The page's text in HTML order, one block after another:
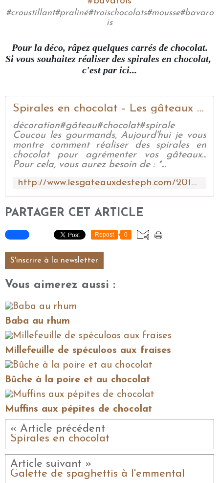
#croustillant#praliné#troischocolats#mousse#bavaro
is
Pour la déco, râpez quelques carrés de chocolat.
Si vous souhaitez réaliser des spirales en chocolat,
c'est par ici...
Spirales en chocolat - Les gâteaux de Stéph
décoration#gâteau#chocolat#spirale
Coucou les gourmands, Aujourd'hui je vous
montre comment réaliser des spirales en
chocolat pour agrémenter vos gâteaux...
Pour cela, vous aurez besoin de : *...
http://www.lesgateauxdesteph.com/2018/02/spirales-en-chocolat.html
PARTAGER CET ARTICLE
Repost 0
S'inscrire à la newsletter
Vous aimerez aussi :
Baba au rhum
Millefeuille de spéculoos aux fraises
Bûche à la poire et au chocolat
Muffins aux pépites de chocolat
« Article précédent
Spirales en chocolat
Article suivant »
Galette de spaghettis à l'emmental